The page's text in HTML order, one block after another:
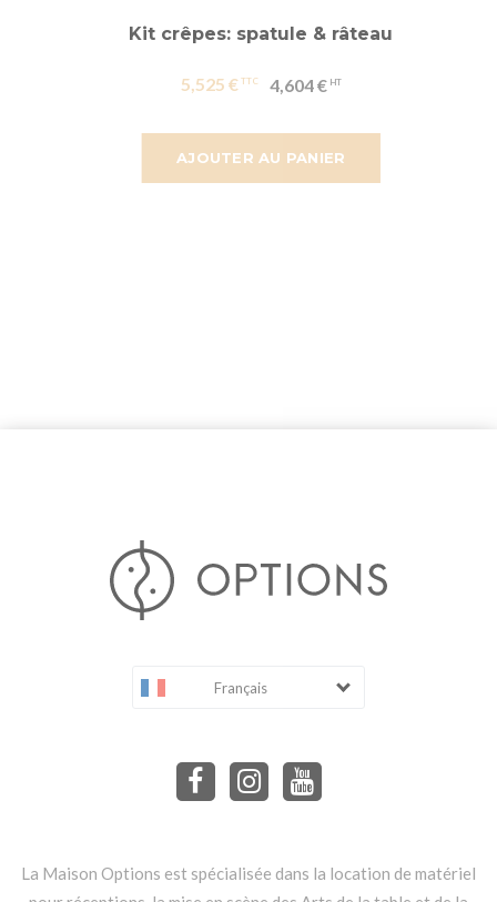
AJOUTER AU PANIER
Kit crêpes: spatule & râteau
5,525 € 4,604 €
Français
La Maison Options est spécialisée dans la location de matériel